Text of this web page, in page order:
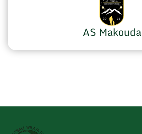
AS Makouda